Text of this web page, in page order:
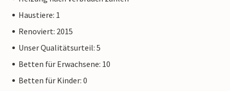
Haustiere: 1
Renoviert: 2015
Unser Qualitätsurteil: 5
Betten für Erwachsene: 10
Betten für Kinder: 0